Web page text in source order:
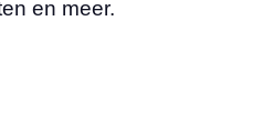
en meer.